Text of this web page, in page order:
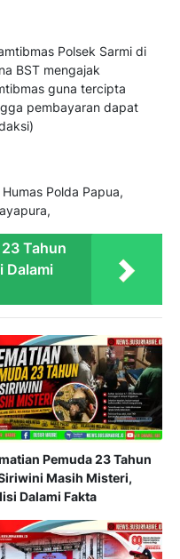
Polsek Sarmi di
BST mengajak
guna tercipta
pembayaran dapat
Polda Papua,
Tahun
Dalami
Pemuda 23 Tahun
Masih Misteri,
Dalami Fakta